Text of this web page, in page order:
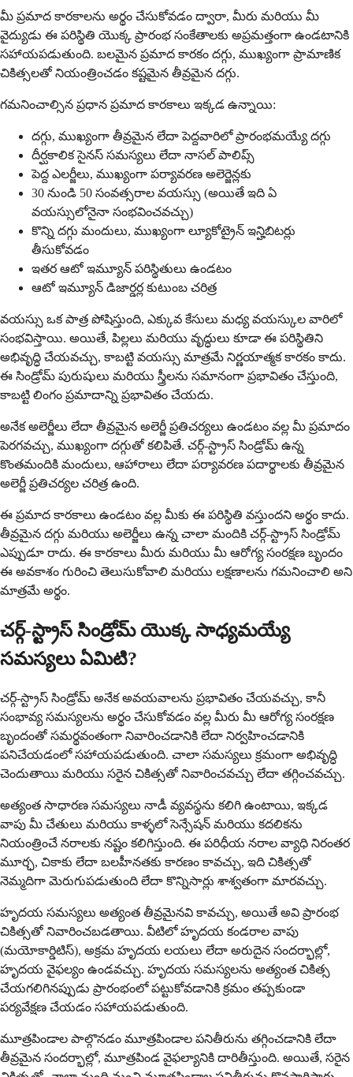
మీ ప్రమాద కారకాలను అర్థం చేసుకోవడం ద్వారా, మీరు మరియు మీ
వైద్యుడు ఈ పరిస్థితి యొక్క ప్రారంభ సంకేతాలకు అప్రమత్తంగా ఉండటానికి
సహాయపడుతుంది. బలమైన ప్రమాద కారకం దగ్గు, ముఖ్యంగా ప్రామాణిక
చికిత్సలతో నియంత్రించడం కష్టమైన తీవ్రమైన దగ్గు.
గమనించాల్సిన ప్రధాన ప్రమాద కారకాలు ఇక్కడ ఉన్నాయి:
దగ్గు, ముఖ్యంగా తీవ్రమైన లేదా పెద్దవారిలో ప్రారంభమయ్యే దగ్గు
దీర్ఘకాలిక సైనస్ సమస్యలు లేదా నాసల్ పాలిప్స్
పెద్ద ఎలర్జీలు, ముఖ్యంగా పర్యావరణ అలెర్జెన్లకు
30 నుండి 50 సంవత్సరాల వయస్సు (అయితే ఇది ఏ
వయస్సులోనైనా సంభవించవచ్చు)
కొన్ని దగ్గు మందులు, ముఖ్యంగా ల్యూకోట్రైన్ ఇన్హిబిటర్లు
తీసుకోవడం
ఇతర ఆటో ఇమ్యూన్ పరిస్థితులు ఉండటం
ఆటో ఇమ్యూన్ డిజార్డర్ల కుటుంబ చరిత్ర
వయస్సు ఒక పాత్ర పోషిస్తుంది, ఎక్కువ కేసులు మధ్య వయస్కుల వారిలో
సంభవిస్తాయి. అయితే, పిల్లలు మరియు వృద్ధులు కూడా ఈ పరిస్థితిని
అభివృద్ధి చేయవచ్చు, కాబట్టి వయస్సు మాత్రమే నిర్ణయాత్మక కారకం కాదు.
ఈ సిండ్రోమ్ పురుషులు మరియు స్త్రీలను సమానంగా ప్రభావితం చేస్తుంది,
కాబట్టి లింగం ప్రమాదాన్ని ప్రభావితం చేయదు.
అనేక అలెర్జీలు లేదా తీవ్రమైన అలెర్జీ ప్రతిచర్యలు ఉండటం వల్ల మీ ప్రమాదం
పెరగవచ్చు, ముఖ్యంగా దగ్గుతో కలిపితే. చర్గ్-స్ట్రాస్ సిండ్రోమ్ ఉన్న
కొంతమందికి మందులు, ఆహారాలు లేదా పర్యావరణ పదార్థాలకు తీవ్రమైన
అలెర్జీ ప్రతిచర్యల చరిత్ర ఉంది.
ఈ ప్రమాద కారకాలు ఉండటం వల్ల మీకు ఈ పరిస్థితి వస్తుందని అర్థం కాదు.
తీవ్రమైన దగ్గు మరియు అలెర్జీలు ఉన్న చాలా మందికి చర్గ్-స్ట్రాస్ సిండ్రోమ్
ఎప్పుడూ రాదు. ఈ కారకాలు మీరు మరియు మీ ఆరోగ్య సంరక్షణ బృందం
ఈ అవకాశం గురించి తెలుసుకోవాలి మరియు లక్షణాలను గమనించాలి అని
మాత్రమే అర్థం.
చర్గ్-స్ట్రాస్ సిండ్రోమ్ యొక్క సాధ్యమయ్యే
సమస్యలు ఏమిటి?
చర్గ్-స్ట్రాస్ సిండ్రోమ్ అనేక అవయవాలను ప్రభావితం చేయవచ్చు, కానీ
సంభావ్య సమస్యలను అర్థం చేసుకోవడం వల్ల మీరు మీ ఆరోగ్య సంరక్షణ
బృందంతో సమర్థవంతంగా నివారించడానికి లేదా నిర్వహించడానికి
పనిచేయడంలో సహాయపడుతుంది. చాలా సమస్యలు క్రమంగా అభివృద్ధి
చెందుతాయి మరియు సరైన చికిత్సతో నివారించవచ్చు లేదా తగ్గించవచ్చు.
అత్యంత సాధారణ సమస్యలు నాడీ వ్యవస్థను కలిగి ఉంటాయి, ఇక్కడ
వాపు మీ చేతులు మరియు కాళ్ళలో సెన్సేషన్ మరియు కదలికను
నియంత్రించే నరాలకు నష్టం కలిగిస్తుంది. ఈ పరిధీయ నరాల వ్యాధి నిరంతర
మూర్ఛ, చికాకు లేదా బలహీనతకు కారణం కావచ్చు, ఇది చికిత్సతో
నెమ్మదిగా మెరుగుపడుతుంది లేదా కొన్నిసార్లు శాశ్వతంగా మారవచ్చు.
హృదయ సమస్యలు అత్యంత తీవ్రమైనవి కావచ్చు, అయితే అవి ప్రారంభ
చికిత్సతో నివారించబడతాయి. వీటిలో హృదయ కండరాల వాపు
(మయోకార్డిటిస్), అక్రమ హృదయ లయలు లేదా అరుదైన సందర్భాల్లో,
హృదయ వైఫల్యం ఉండవచ్చు. హృదయ సమస్యలను అత్యంత చికిత్స
చేయగలిగినప్పుడు ప్రారంభంలో పట్టుకోవడానికి క్రమం తప్పకుండా
పర్యవేక్షణ చేయడం సహాయపడుతుంది.
మూత్రపిండాల పాల్గొనడం మూత్రపిండాల పనితీరును తగ్గించడానికి లేదా
తీవ్రమైన సందర్భాల్లో, మూత్రపిండ వైఫల్యానికి దారితీస్తుంది. అయితే, సరైన